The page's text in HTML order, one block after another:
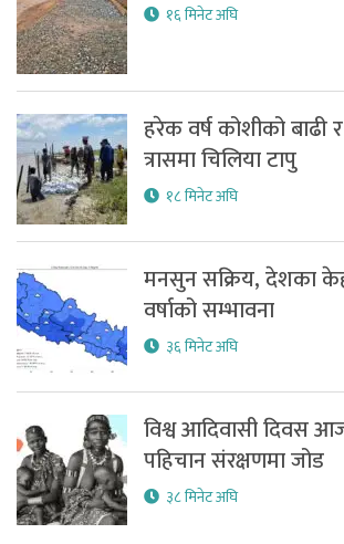
१६ मिनेट अघि
हरेक वर्ष कोशीको बाढी
त्रासमा चिलिया टापु
१८ मिनेट अघि
मनसुन सक्रिय, देशका
वर्षाको सम्भावना
३६ मिनेट अघि
विश्व आदिवासी दिवस
पहिचान संरक्षणमा जोड
३८ मिनेट अघि